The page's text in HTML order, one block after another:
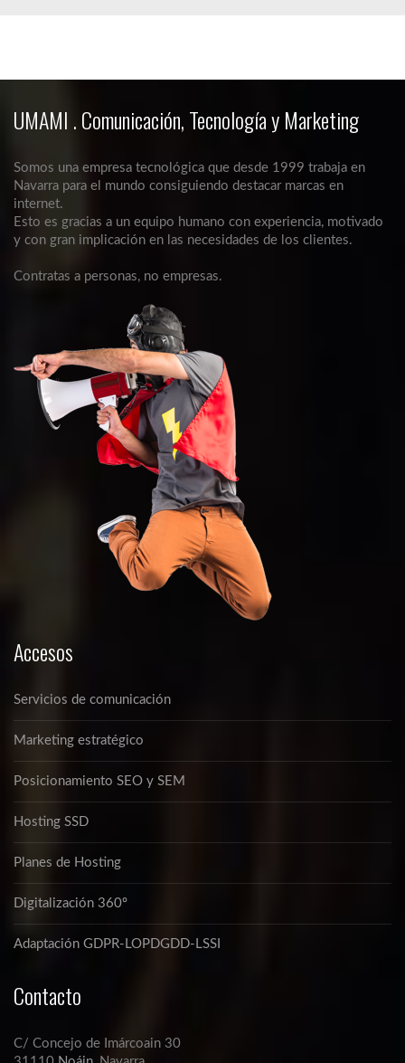
UMAMI . Comunicación, Tecnología y Marketing
Somos una empresa tecnológica que desde 1999 trabaja en
Navarra para el mundo consiguiendo destacar marcas en
internet.
Esto es gracias a un equipo humano con experiencia, motivado
y con gran implicación en las necesidades de los clientes.
Contratas a personas, no empresas.
Accesos
Servicios de comunicación
Marketing estratégico
Posicionamiento SEO y SEM
Hosting SSD
Planes de Hosting
Digitalización 360º
Adaptación GDPR-LOPDGDD-LSSI
Contacto
C/ Concejo de Imárcoain 30